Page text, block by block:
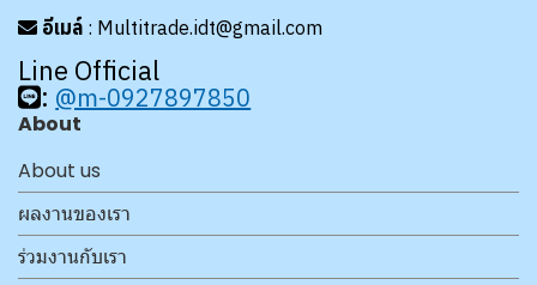
อีเมล์ : Multitrade.idt@gmail.com
Line Official
: @m-0927897850
About
About us
ผลงานของเรา
ร่วมงานกับเรา